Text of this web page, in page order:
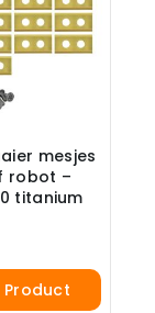
mesjes
robot –
titanium
Product